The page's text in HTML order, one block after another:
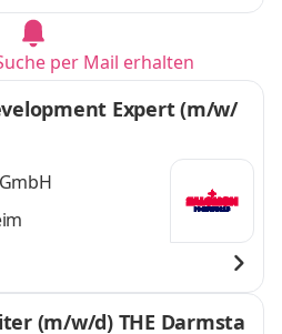
Limburg,
Taunusstein,
und 7 weitere
per Mail erhalten
Expert (m/w/
(m/w/d) THE Darmsta